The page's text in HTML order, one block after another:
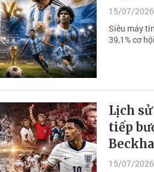
15/07/
Siêu máy
39,1% cơ
Lịch
tiếp
15/07/